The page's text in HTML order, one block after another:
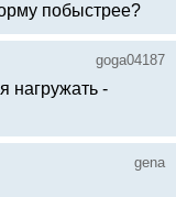
побыстрее?
goga04187
нагружать -
gena